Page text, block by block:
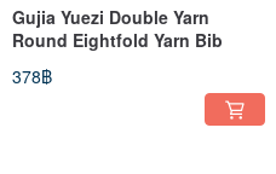
Gujia Yuezi Double Yarn
Round Eightfold Yarn Bib
378฿